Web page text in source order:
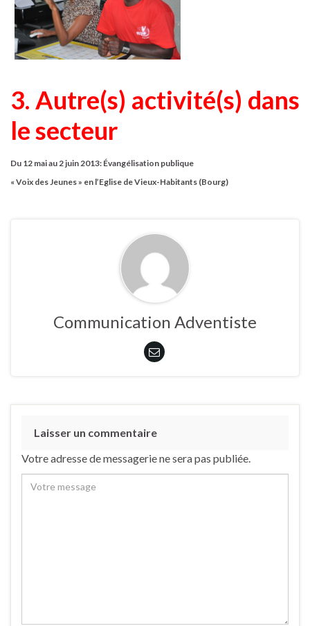
3. Autre(s) activité(s) dans
le secteur
Du 12 mai au 2 juin 2013: Évangélisation publique
« Voix des Jeunes » en l’Eglise de Vieux-Habitants (Bourg)
Communication Adventiste
Laisser un commentaire
Votre adresse de messagerie ne sera pas publiée.